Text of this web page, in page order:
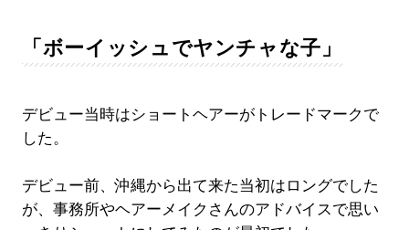
「ボーイッシュでヤンチャな子」
デビュー当時はショートヘアーがトレードマークで
した。
デビュー前、沖縄から出て来た当初はロングでした
が、事務所やヘアーメイクさんのアドバイスで思い